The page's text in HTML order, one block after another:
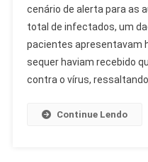
Paulo:
23
Casos
cenário de alerta para as
total de infectados, um
pacientes apresentavam
sequer haviam recebido
contra o vírus,
Continue Lendo